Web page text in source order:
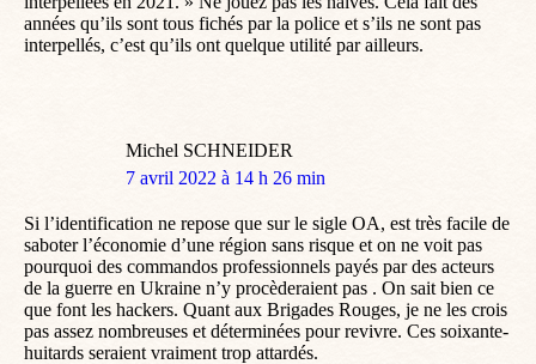
années qu’ils sont tous fichés par la police et s’ils ne sont pas
interpellés, c’est qu’ils ont quelque utilité par ailleurs.
Michel SCHNEIDER
dit
7 avril 2022 à 14 h 26 min
Si l’identification ne repose que sur le sigle OA, est très facile de
saboter l’économie d’une région sans risque et on ne voit pas
pourquoi des commandos professionnels payés par des acteurs
de la guerre en Ukraine n’y procèderaient pas . On sait bien ce
que font les hackers. Quant aux Brigades Rouges, je ne les crois
pas assez nombreuses et déterminées pour revivre. Ces soixante-
huitards seraient vraiment trop attardés.